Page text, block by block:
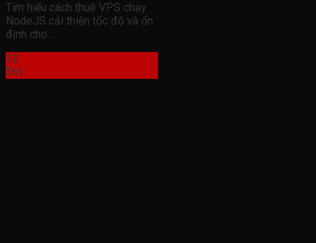
Tìm hiểu cách thuê VPS chạy
NodeJS cải thiện tốc độ và ổn
định cho ...
12
Th1